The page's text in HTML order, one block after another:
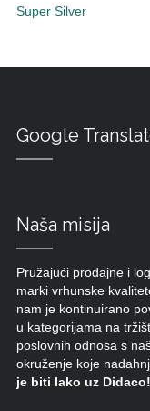
Super Silver
Google
Naša misija
Pružajući prodajne i
marki vrhunske
nam je kontinuirano
u kategorijama na
poslovnih odnosa s
okruženje koje
je biti lako uz Didaco!